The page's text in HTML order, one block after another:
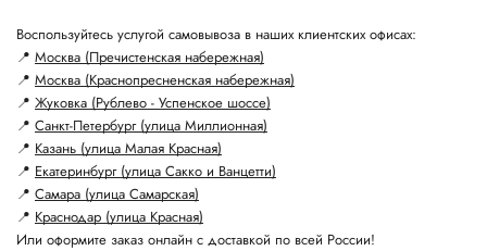
Воспользуйтесь услугой самовывоза в наших клиентских офисах:
📍 Москва (Пречистенская набережная)
📍 Москва (Краснопресненская набережная)
📍 Жуковка (Рублево - Успенское шоссе)
📍 Санкт-Петербург (улица Миллионная)
📍 Казань (улица Малая Красная)
📍 Екатеринбург (улица Сакко и Ванцетти)
📍 Самара (улица Самарская)
📍 Краснодар (улица Красная)
Или оформите заказ онлайн с доставкой по всей России!